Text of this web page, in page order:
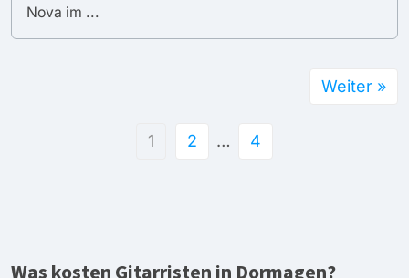
Nova im ...
1 2 … 4
Weiter »